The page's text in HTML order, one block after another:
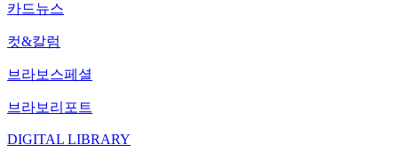
카드뉴스
컷&칼럼
브라보스페셜
브라보리포트
DIGITAL LIBRARY